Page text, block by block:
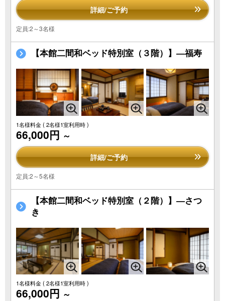
詳細/ご予約
定員:2～3名様
【本館二間和ベッド特別室（３階）】―福寿
1名様料金( 2名様1室利用時 )
66,000円 ～
詳細/ご予約
定員:2～5名様
【本館二間和ベッド特別室（２階）】―さつ
き
1名様料金( 2名様1室利用時 )
66,000円 ～